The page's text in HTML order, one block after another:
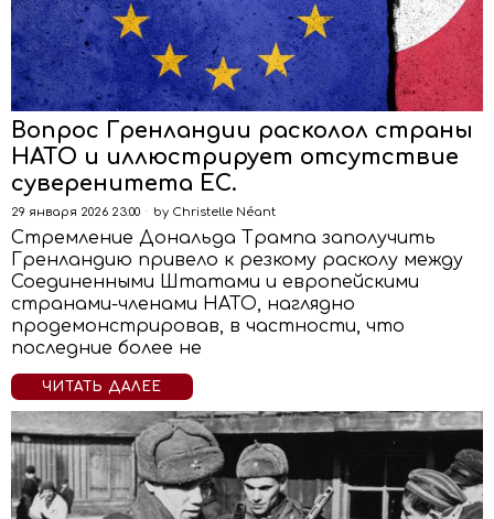
Вопрос Гренландии расколол страны
НАТО и иллюстрирует отсутствие
суверенитета ЕС.
29 января 2026 23:00 by Christelle Néant
Стремление Дональда Трампа заполучить
Гренландию привело к резкому расколу между
Соединенными Штатами и европейскими
странами-членами НАТО, наглядно
продемонстрировав, в частности, что
последние более не
ЧИТАТЬ ДАЛЕЕ